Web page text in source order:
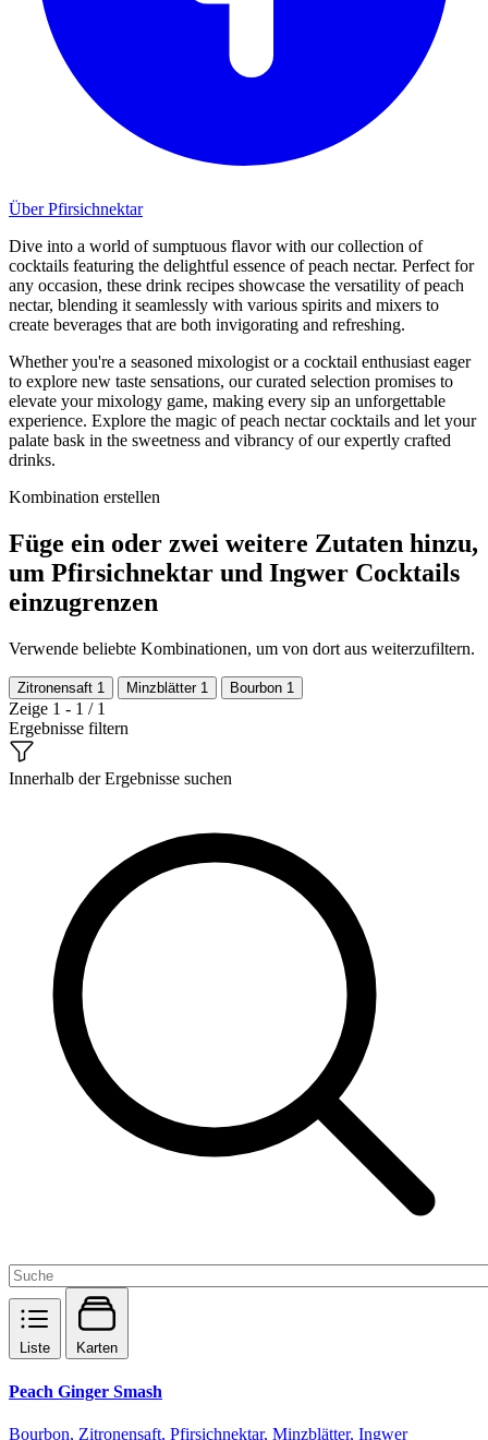
Über Pfirsichnektar
Dive into a world of sumptuous flavor with our collection of
cocktails featuring the delightful essence of peach nectar. Perfect for
any occasion, these drink recipes showcase the versatility of peach
nectar, blending it seamlessly with various spirits and mixers to
create beverages that are both invigorating and refreshing.
Whether you're a seasoned mixologist or a cocktail enthusiast eager
to explore new taste sensations, our curated selection promises to
elevate your mixology game, making every sip an unforgettable
experience. Explore the magic of peach nectar cocktails and let your
palate bask in the sweetness and vibrancy of our expertly crafted
drinks.
Kombination erstellen
Füge ein oder zwei weitere Zutaten hinzu,
um Pfirsichnektar und Ingwer Cocktails
einzugrenzen
Verwende beliebte Kombinationen, um von dort aus weiterzufiltern.
Zitronensaft 1 Minzblätter 1 Bourbon 1
Zeige 1 - 1 / 1
Ergebnisse filtern
Innerhalb der Ergebnisse suchen
Liste Karten
Peach Ginger Smash
Bourbon, Zitronensaft, Pfirsichnektar, Minzblätter, Ingwer